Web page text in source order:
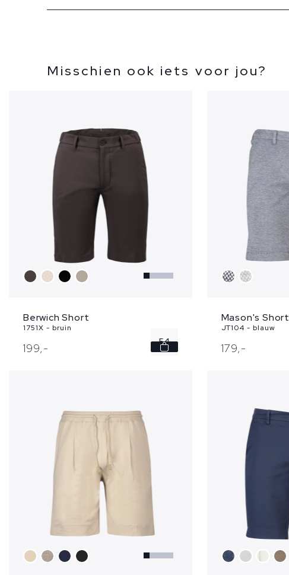
Misschien ook iets voor jou?
Berwich Short
1751X - bruin
199,- 54
Mason's Short
JT104 - blauw
179,-